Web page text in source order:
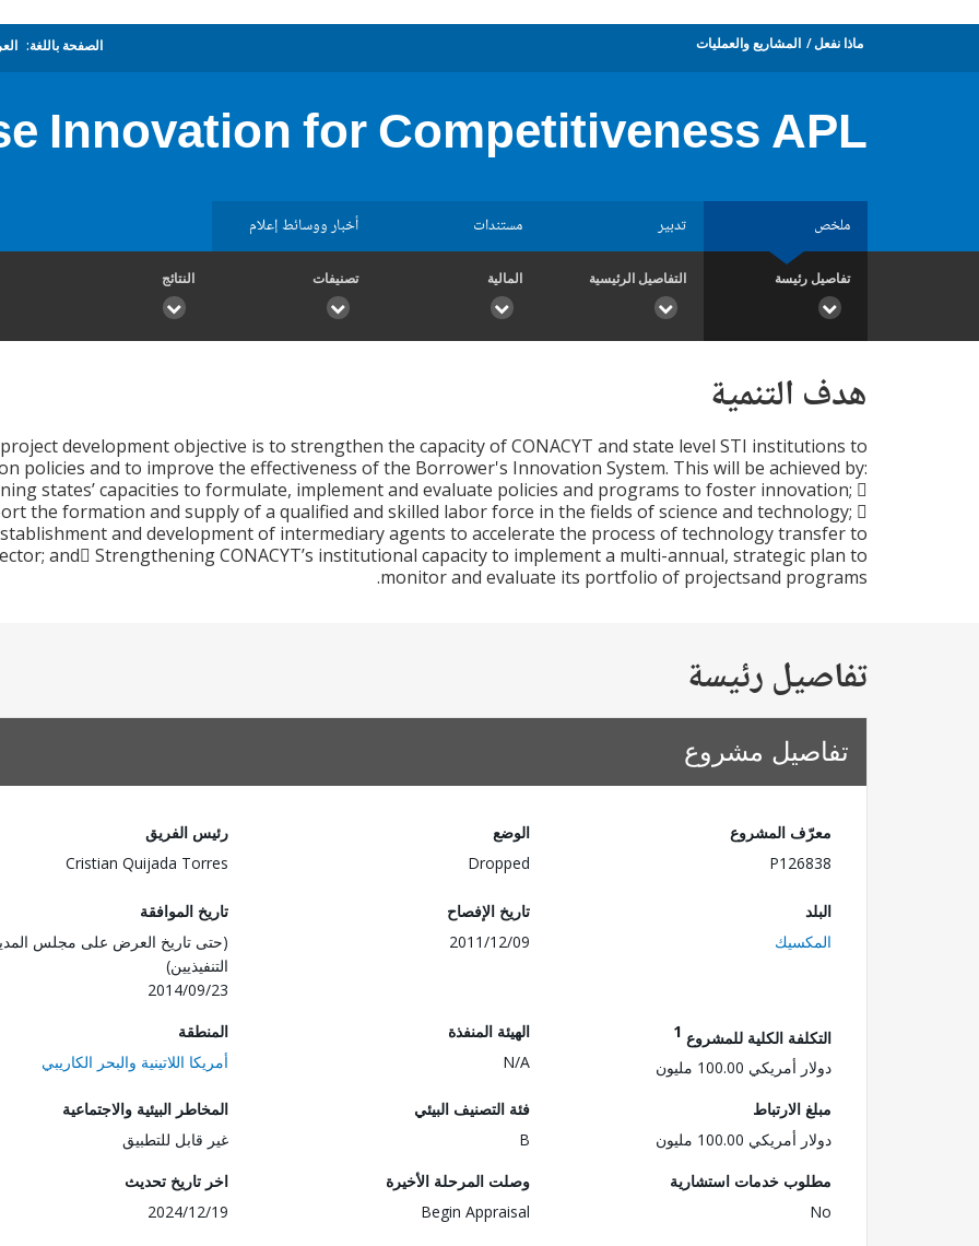
ماذا نفعل المشاريع والعمليات الصفحة باللغة:
Innovation for Competitiveness APL
ملخص تدبير مستندات أخبار ووسائط إعلام
تفاصيل رئيسة التفاصيل الرئيسية المالية تصنيفات النتائج
هدف التنمية
development objective is to strengthen the capacity of CONACYT and state level STI institutions to
policies and to improve the effectiveness of the Borrower's Innovation System. This will be achieved by:
states’ capacities to formulate, implement and evaluate policies and programs to foster innovation; 
the formation and supply of a qualified and skilled labor force in the fields of science and technology; 
and development of intermediary agents to accelerate the process of technology transfer to
and Strengthening CONACYT’s institutional capacity to implement a multi-annual, strategic plan to
monitor and evaluate its portfolio of projectsand programs.
تفاصيل رئيسة
تفاصيل مشروع
معرّف المشروع
P126838
الوضع
Dropped
رئيس الفريق
Cristian Quijada Torres
البلد
المكسيك
تاريخ الإفصاح
2011/12/09
تاريخ الموافقة
(حتى تاريخ العرض على مجلس
التنفيذيين)
2014/09/23
التكلفة الكلية للمشروع 1
دولار أمريكي 100.00 مليون
الهيئة المنفذة
N/A
المنطقة
أمريكا اللاتينية والبحر الكاريبي
مبلغ الارتباط
دولار أمريكي 100.00 مليون
فئة التصنيف البيئي
B
المخاطر البيئية والاجتماعية
غير قابل للتطبيق
مطلوب خدمات استشارية
No
وصلت المرحلة الأخيرة
Begin Appraisal
اخر تاريخ تحديث
2024/12/19